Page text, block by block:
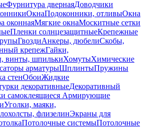
Фурнитура двернаяДоводчики
ОкнаПодоконники, отливыОкна
оконнаяМягкие окнаМоскитные сетки
Пленки солнцезащитныеКрепежные
ГвоздиАнкеры, дюбелиСкобы,
крепежГайки,
винты, шпилькиХомутыХимические
арматурыШплинтыПружины
стенОбоиЖидкие
декоративныеДекоративный
самоклеящиеся Армирующие
Уголки, маяки,
флизелинЭкраны для
Потолочные системыПотолочные